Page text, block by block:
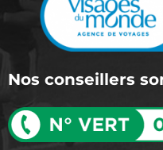
Nos conseillers